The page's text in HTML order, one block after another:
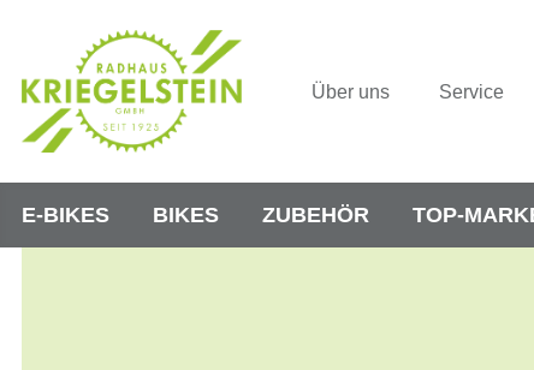
Über uns Service
E-BIKES BIKES ZUBEHÖR TOP-